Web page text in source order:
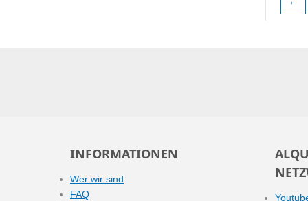
INFORMATIONEN
Wer wir sind
FAQ